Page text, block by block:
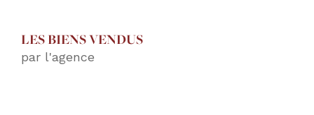
LES BIENS VENDUS
par l'agence